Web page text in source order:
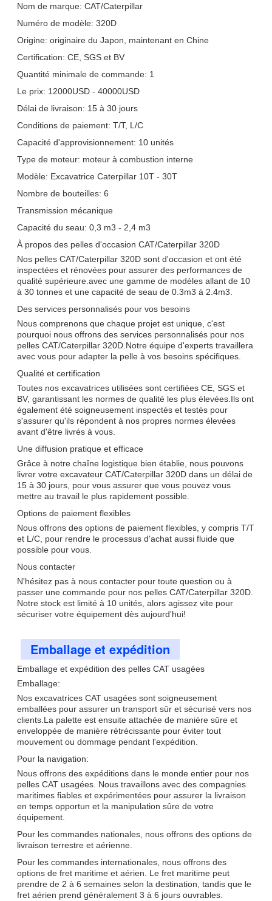
Nom de marque: CAT/Caterpillar
Numéro de modèle: 320D
Origine: originaire du Japon, maintenant en Chine
Certification: CE, SGS et BV
Quantité minimale de commande: 1
Le prix: 12000USD - 40000USD
Délai de livraison: 15 à 30 jours
Conditions de paiement: T/T, L/C
Capacité d'approvisionnement: 10 unités
Type de moteur: moteur à combustion interne
Modèle: Excavatrice Caterpillar 10T - 30T
Nombre de bouteilles: 6
Transmission mécanique
Capacité du seau: 0,3 m3 - 2,4 m3
À propos des pelles d'occasion CAT/Caterpillar 320D
Nos pelles CAT/Caterpillar 320D sont d'occasion et ont été
inspectées et rénovées pour assurer des performances de
qualité supérieure.avec une gamme de modèles allant de 10
à 30 tonnes et une capacité de seau de 0.3m3 à 2.4m3.
Des services personnalisés pour vos besoins
Nous comprenons que chaque projet est unique, c'est
pourquoi nous offrons des services personnalisés pour nos
pelles CAT/Caterpillar 320D.Notre équipe d'experts travaillera
avec vous pour adapter la pelle à vos besoins spécifiques.
Qualité et certification
Toutes nos excavatrices utilisées sont certifiées CE, SGS et
BV, garantissant les normes de qualité les plus élevées.Ils ont
également été soigneusement inspectés et testés pour
s'assurer qu'ils répondent à nos propres normes élevées
avant d'être livrés à vous.
Une diffusion pratique et efficace
Grâce à notre chaîne logistique bien établie, nous pouvons
livrer votre excavateur CAT/Caterpillar 320D dans un délai de
15 à 30 jours, pour vous assurer que vous pouvez vous
mettre au travail le plus rapidement possible.
Options de paiement flexibles
Nous offrons des options de paiement flexibles, y compris T/T
et L/C, pour rendre le processus d'achat aussi fluide que
possible pour vous.
Nous contacter
N'hésitez pas à nous contacter pour toute question ou à
passer une commande pour nos pelles CAT/Caterpillar 320D.
Notre stock est limité à 10 unités, alors agissez vite pour
sécuriser votre équipement dès aujourd'hui!
Emballage et expédition
Emballage et expédition des pelles CAT usagées
Emballage:
Nos excavatrices CAT usagées sont soigneusement
emballées pour assurer un transport sûr et sécurisé vers nos
clients.La palette est ensuite attachée de manière sûre et
enveloppée de manière rétrécissante pour éviter tout
mouvement ou dommage pendant l'expédition.
Pour la navigation:
Nous offrons des expéditions dans le monde entier pour nos
pelles CAT usagées. Nous travaillons avec des compagnies
maritimes fiables et expérimentées pour assurer la livraison
en temps opportun et la manipulation sûre de votre
équipement.
Pour les commandes nationales, nous offrons des options de
livraison terrestre et aérienne.
Pour les commandes internationales, nous offrons des
options de fret maritime et aérien. Le fret maritime peut
prendre de 2 à 6 semaines selon la destination, tandis que le
fret aérien prend généralement 3 à 6 jours ouvrables.